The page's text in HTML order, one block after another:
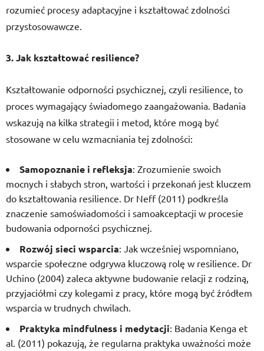
rozumieć procesy adaptacyjne i kształtować zdolności
przystosowawcze.
3. Jak kształtować resilience?
Kształtowanie odporności psychicznej, czyli resilience, to
proces wymagający świadomego zaangażowania. Badania
wskazują na kilka strategii i metod, które mogą być
stosowane w celu wzmacniania tej zdolności:
Samopoznanie i refleksja: Zrozumienie swoich
mocnych i słabych stron, wartości i przekonań jest kluczem
do kształtowania resilience. Dr Neff (2011) podkreśla
znaczenie samoświadomości i samoakceptacji w procesie
budowania odporności psychicznej.
Rozwój sieci wsparcia: Jak wcześniej wspomniano,
wsparcie społeczne odgrywa kluczową rolę w resilience. Dr
Uchino (2004) zaleca aktywne budowanie relacji z rodziną,
przyjaciółmi czy kolegami z pracy, które mogą być źródłem
wsparcia w trudnych chwilach.
Praktyka mindfulness i medytacji: Badania Kenga et
al. (2011) pokazują, że regularna praktyka uważności może